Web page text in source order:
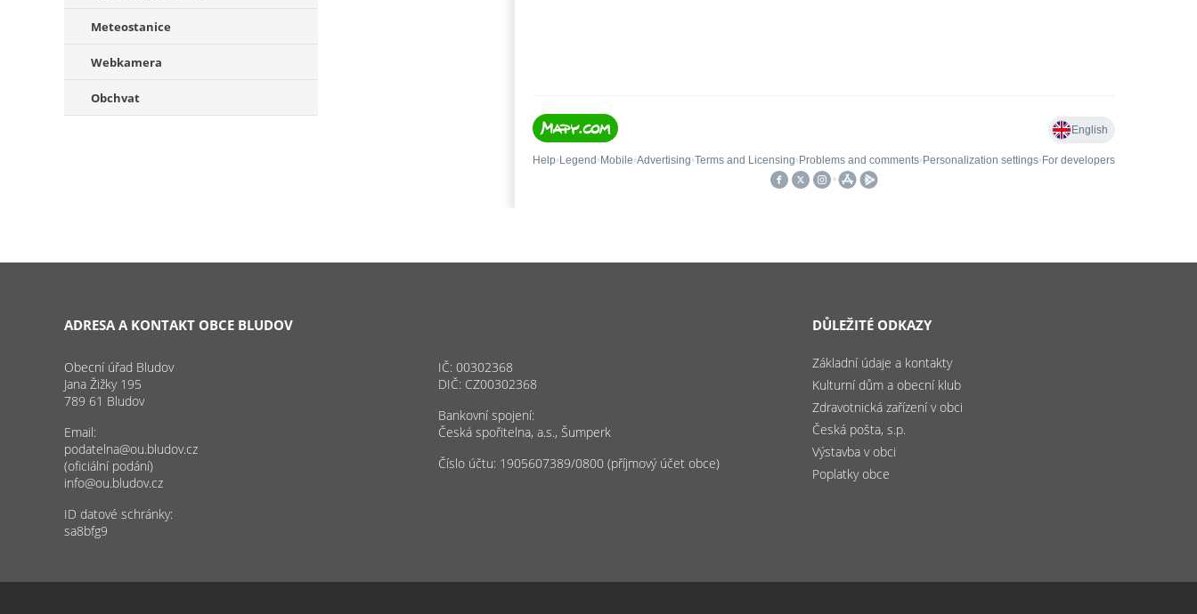
Meteostanice
Webkamera
Obchvat
ADRESA A KONTAKT OBCE BLUDOV
Obecní úřad Bludov
Jana Žižky 195
789 61 Bludov
Email:
podatelna@ou.bludov.cz
(oficiální podání)
info@ou.bludov.cz
ID datové schránky:
sa8bfg9
IČ: 00302368
DIČ: CZ00302368
Bankovní spojení:
Česká spořitelna, a.s., Šumperk
Číslo účtu: 1905607389/0800 (příjmový účet obce)
DŮLEŽITÉ ODKAZY
Základní údaje a kontakty
Kulturní dům a obecní klub
Zdravotnická zařízení v obci
Česká pošta, s.p.
Výstavba v obci
Poplatky obce